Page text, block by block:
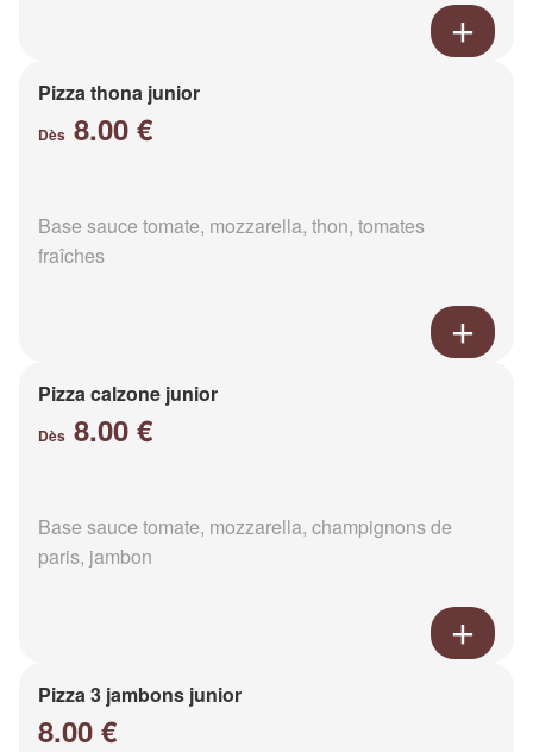
Pizza thona junior
Dès 8.00 €
Base sauce tomate, mozzarella, thon, tomates
fraîches
Pizza calzone junior
Dès 8.00 €
Base sauce tomate, mozzarella, champignons de
paris, jambon
Pizza 3 jambons junior
8.00 €